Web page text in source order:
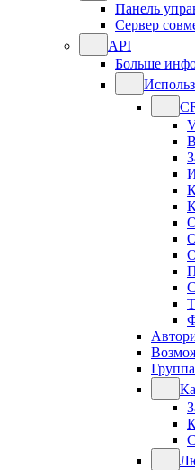
Панель
Сервер
API
Больше
Группа